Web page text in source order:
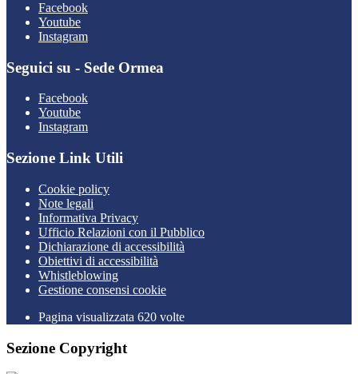
Facebook
Youtube
Instagram
Seguici su - Sede Ormea
Facebook
Youtube
Instagram
Sezione Link Utili
Cookie policy
Note legali
Informativa Privacy
Ufficio Relazioni con il Pubblico
Dichiarazione di accessibilità
Obiettivi di accessibilità
Whistleblowing
Gestione consensi cookie
Pagina visualizzata 620 volte
Sezione Copyright